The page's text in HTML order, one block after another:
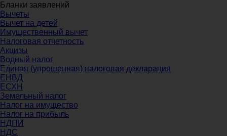
Бланки заявлений
Вычеты
Вычет на детей
Имущественный вычет
Налоговая отчетность
Акцизы
Водный налог
Единая (упрощенная) налоговая декларация
ЕНВД
ЕСХН
Земельный налог
Налог на имущество
Налог на прибыль
НДПИ
НДС